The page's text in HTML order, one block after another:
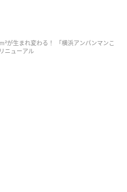
が生まれ変わる！ 「横浜アンパンマンこ
ニューアル